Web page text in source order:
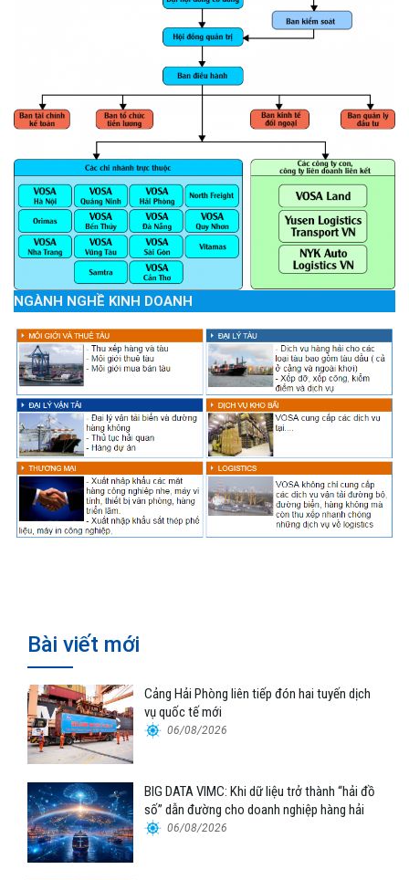
NGÀNH NGHỀ KINH DOANH
Bài viết mới
Cảng Hải Phòng liên tiếp đón hai tuyến dịch
vụ quốc tế mới
06/08/2026
BIG DATA VIMC: Khi dữ liệu trở thành “hải đồ
số” dẫn đường cho doanh nghiệp hàng hải
06/08/2026